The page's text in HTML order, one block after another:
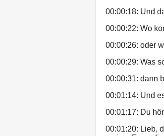
00:00:18: Und
00:00:22: Wo
00:00:26: oder
00:00:29: Was
00:00:31: dann
00:01:14: Und
00:01:17: Du
00:01:20: Lieb,